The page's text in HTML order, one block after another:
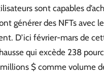
sont capables
générer des NFTs avec
D’ici février-mars de
qui excède 238
$ comme volume